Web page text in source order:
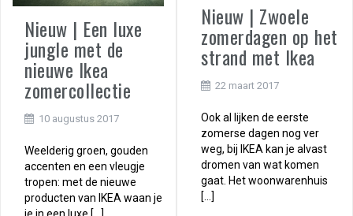
Nieuw | Een luxe
jungle met de
nieuwe Ikea
zomercollectie
10 augustus 2017
Weelderig groen, gouden
accenten en een vleugje
tropen: met de nieuwe
producten van IKEA waan je
je in een luxe […]
Nieuw | Zwoele
zomerdagen op het
strand met Ikea
22 maart 2017
Ook al lijken de eerste
zomerse dagen nog ver
weg, bij IKEA kan je alvast
dromen van wat komen
gaat. Het woonwarenhuis
[…]